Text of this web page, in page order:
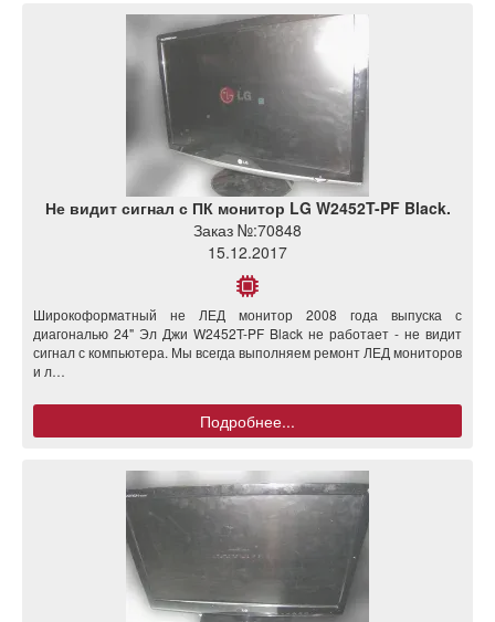
Не видит сигнал с ПК монитор LG W2452T-PF Black.
Заказ №:70848
15.12.2017
Широкоформатный не ЛЕД монитор 2008 года выпуска с
диагональю 24" Эл Джи W2452T-PF Black не работает - не видит
сигнал с компьютера. Мы всегда выполняем ремонт ЛЕД мониторов
и л…
Подробнее...